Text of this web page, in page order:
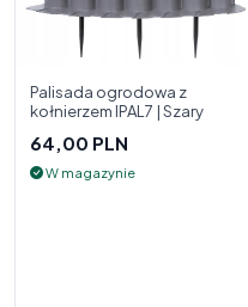
Palisada ogrodowa z
kołnierzem IPAL7 | Szary
64,00 PLN
W magazynie